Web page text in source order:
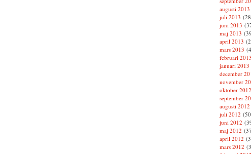
augusti 2013
juli 2013
juni 2013
maj 2013
april 2013
mars 2013
februari 2013
januari 2013
december
november
oktober 2012
september
augusti 2012
juli 2012
juni 2012
maj 2012
april 2012
mars 2012